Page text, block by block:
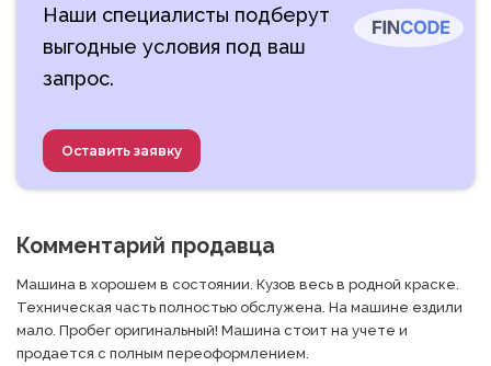
Наши специалисты подберут
выгодные условия под ваш
запрос.
Оставить заявку
Комментарий продавца
Машина в хорошем в состоянии. Кузов весь в родной краске.
Техническая часть полностью обслужена. На машине ездили
мало. Пробег оригинальный! Машина стоит на учете и
продается с полным переоформлением.